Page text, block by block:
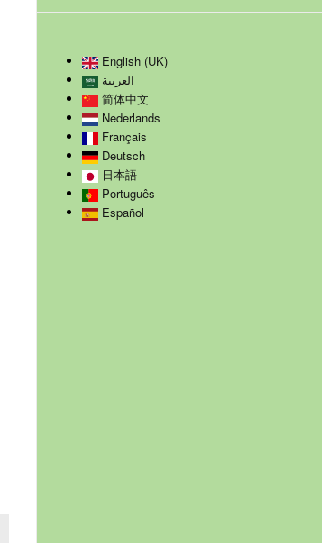
English (UK)
العربية
简体中文
Nederlands
Français
Deutsch
日本語
Português
Español